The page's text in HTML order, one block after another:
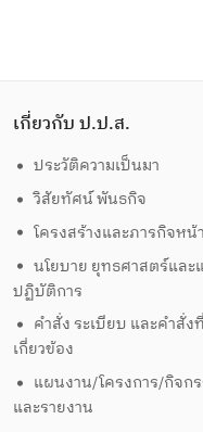
เกี่ยวกับ ป.ป.ส.
ประวัติความเป็นมา
วิสัยทัศน์ พันธกิจ
โครงสร้างและภารกิจหน้
นโยบาย ยุทธศาสตร์และ
ปฏิบัติการ
คำสั่ง ระเบียบ และคำสั่งที่
เกี่ยวข้อง
แผนงาน/โครงการ/กิจก
และรายงาน